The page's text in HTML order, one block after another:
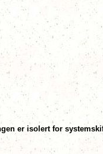
er isolert for